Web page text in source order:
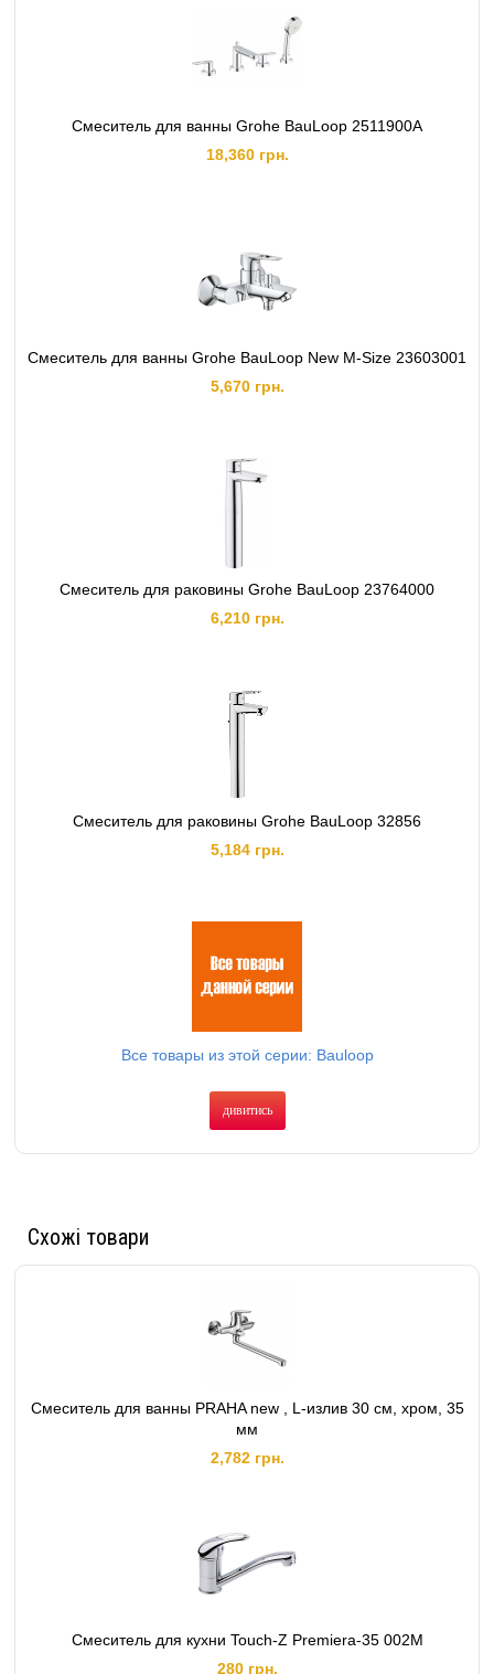
Смеситель для ванны Grohe BauLoop 2511900A
18,360 грн.
Смеситель для ванны Grohe BauLoop New M-Size 23603001
5,670 грн.
Смеситель для раковины Grohe BauLoop 23764000
6,210 грн.
Cмеситель для раковины Grohe BauLoop 32856
5,184 грн.
Все товары из этой серии: Bauloop
дивитись
Схожі товари
Смеситель для ванны PRAHA new , L-излив 30 см, хром, 35
мм
2,782 грн.
Смеситель для кухни Touch-Z Premiera-35 002М
280 грн.